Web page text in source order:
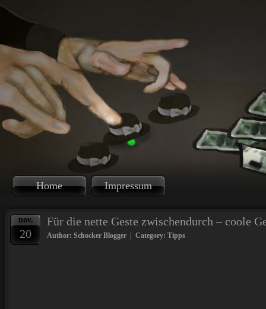
Home Impressum
nov.
20
Für die nette Geste zwischendurch – coole
Author: Schocker Blogger | Category: Tipps